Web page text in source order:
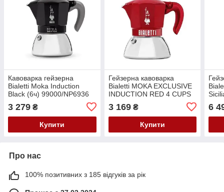
Кавоварка гейзерна
Bialetti Moka Induction
Black (6ч) 99000/NP6936
3 279 ₴
Купити
Гейзерна кавоварка
Bialetti MOKA EXCLUSIVE
INDUCTION RED 4 CUPS
3 169₴
Купити
6
Про нас
100% позитивних з 185 відгуків за рік